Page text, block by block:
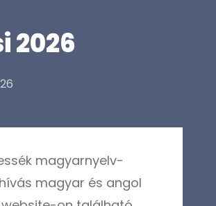
2026
magyarnyelv-
magyar és angol